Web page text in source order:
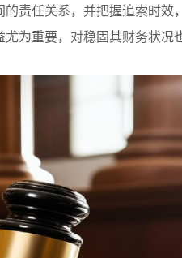
责任关系，并把握追索时效
为重要，对稳固其财务状